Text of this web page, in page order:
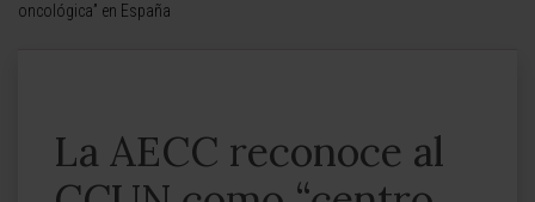
oncológica” en España
La AECC reconoce al